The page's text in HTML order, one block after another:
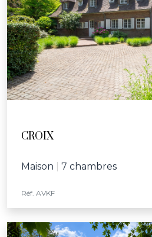
CROIX
Maison 7 chambres
Réf. AVKF